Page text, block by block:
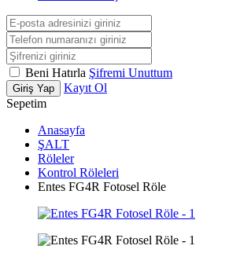
Beni Hatırla Şifremi Unuttum
Giriş Yap
Kayıt Ol
Sepetim
Anasayfa
ŞALT
Röleler
Kontrol Röleleri
Entes FG4R Fotosel Röle